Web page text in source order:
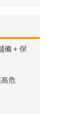
備 + 保
危